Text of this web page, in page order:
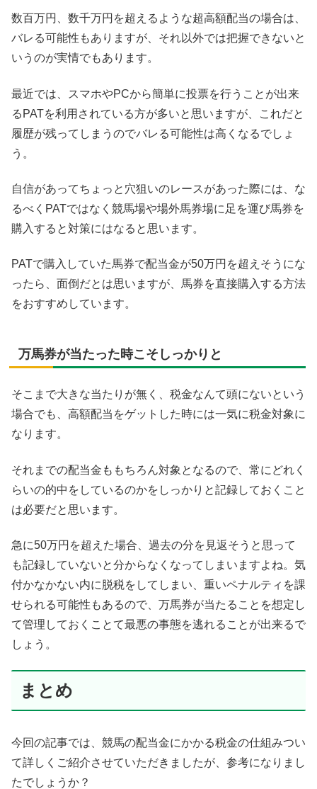
数百万円、数千万円を超えるような超高額配当の場合は、
バレる可能性もありますが、それ以外では把握できないと
いうのが実情でもあります。
最近では、スマホやPCから簡単に投票を行うことが出来
るPATを利用されている方が多いと思いますが、これだと
履歴が残ってしまうのでバレる可能性は高くなるでしょ
う。
自信があってちょっと穴狙いのレースがあった際には、な
るべくPATではなく競馬場や場外馬券場に足を運び馬券を
購入すると対策にはなると思います。
PATで購入していた馬券で配当金が50万円を超えそうにな
ったら、面倒だとは思いますが、馬券を直接購入する方法
をおすすめしています。
万馬券が当たった時こそしっかりと
そこまで大きな当たりが無く、税金なんて頭にないという
場合でも、高額配当をゲットした時には一気に税金対象に
なります。
それまでの配当金ももちろん対象となるので、常にどれく
らいの的中をしているのかをしっかりと記録しておくこと
は必要だと思います。
急に50万円を超えた場合、過去の分を見返そうと思って
も記録していないと分からなくなってしまいますよね。気
付かなかない内に脱税をしてしまい、重いペナルティを課
せられる可能性もあるので、万馬券が当たることを想定し
て管理しておくことて最悪の事態を逃れることが出来るで
しょう。
まとめ
今回の記事では、競馬の配当金にかかる税金の仕組みつい
て詳しくご紹介させていただきましたが、参考になりまし
たでしょうか？